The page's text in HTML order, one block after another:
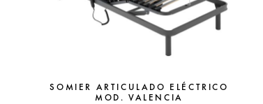
SOMIER ARTICULADO ELÉCTRICO
MOD. VALENCIA